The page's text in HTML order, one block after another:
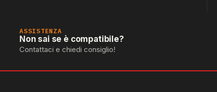
ASSISTENZA
Non sai se è compatibile?
Contattaci e chiedi consiglio!